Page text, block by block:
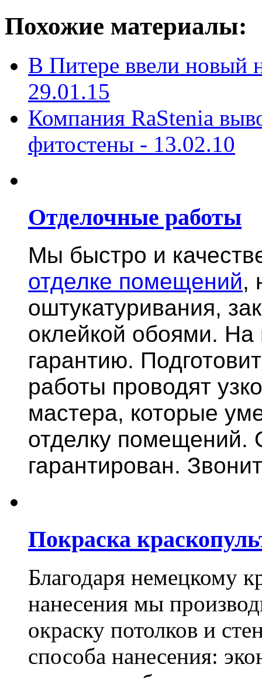
Похожие материалы:
В Питере ввели новый
29.01.15
Компания RaStenia
фитостены - 13.02.10
Отделочные работы
Мы быстро и
отделке помещений,
оштукатуривания,
оклейкой обоями.
гарантию.
работы проводят
мастера, которые
отделку помещений.
гарантирован.
Покраска
Благодаря немецкому
нанесения мы
окраску потолков и
способа нанесения: